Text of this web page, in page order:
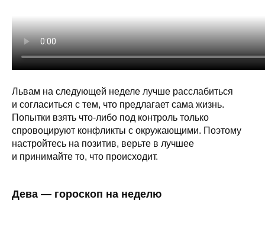
Львам на следующей неделе лучше расслабиться
и согласиться с тем, что предлагает сама жизнь.
Попытки взять что-либо под контроль только
спровоцируют конфликты с окружающими. Поэтому
настройтесь на позитив, верьте в лучшее
и принимайте то, что происходит.
Дева — гороскоп на неделю